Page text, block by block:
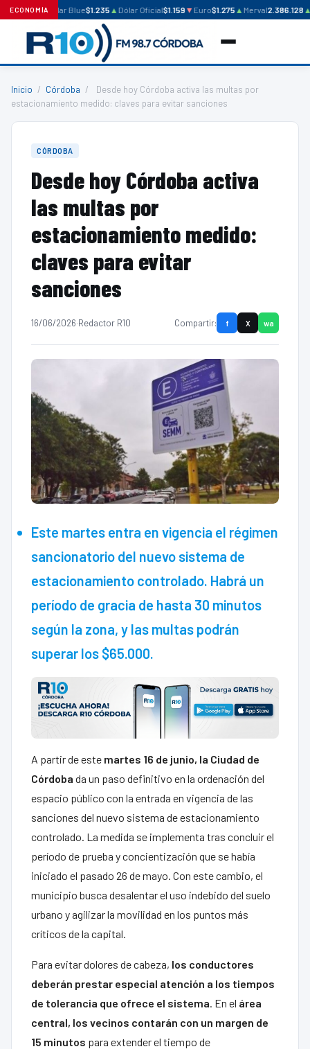
ECONOMÍADólar Blue$1.235▲ Dólar Oficial$1.159▼Euro$1.275▲ Merval2.386.128▲
Inicio / Córdoba /
Desde hoy Córdoba activa las multas por
estacionamiento medido: claves para evitar sanciones
CÓRDOBA
Desde hoy Córdoba activa
las multas por
estacionamiento medido:
claves para evitar
sanciones
16/06/2026·Redactor R10 Compartir: f X wa
Este martes entra en vigencia el régimen
sancionatorio del nuevo sistema de
estacionamiento controlado. Habrá un
período de gracia de hasta 30 minutos
según la zona, y las multas podrán
superar los $65.000.
A partir de este martes 16 de junio, la Ciudad de
Córdoba da un paso definitivo en la ordenación del
espacio público con la entrada en vigencia de las
sanciones del nuevo sistema de estacionamiento
controlado. La medida se implementa tras concluir el
período de prueba y concientización que se había
iniciado el pasado 26 de mayo. Con este cambio, el
municipio busca desalentar el uso indebido del suelo
urbano y agilizar la movilidad en los puntos más
críticos de la capital.
Para evitar dolores de cabeza, los conductores
deberán prestar especial atención a los tiempos
de tolerancia que ofrece el sistema . En el área
central, los vecinos contarán con un margen de
15 minutos para extender el tiempo de